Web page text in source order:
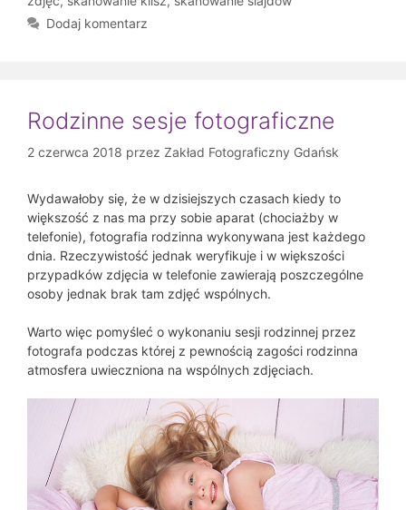
Dodaj komentarz
Rodzinne sesje fotograficzne
2 czerwca 2018 przez Zakład Fotograficzny Gdańsk
Wydawałoby się, że w dzisiejszych czasach kiedy to
większość z nas ma przy sobie aparat (chociażby w
telefonie), fotografia rodzinna wykonywana jest każdego
dnia. Rzeczywistość jednak weryfikuje i w większości
przypadków zdjęcia w telefonie zawierają poszczególne
osoby jednak brak tam zdjęć wspólnych.
Warto więc pomyśleć o wykonaniu sesji rodzinnej przez
fotografa podczas której z pewnością zagości rodzinna
atmosfera uwieczniona na wspólnych zdjęciach.